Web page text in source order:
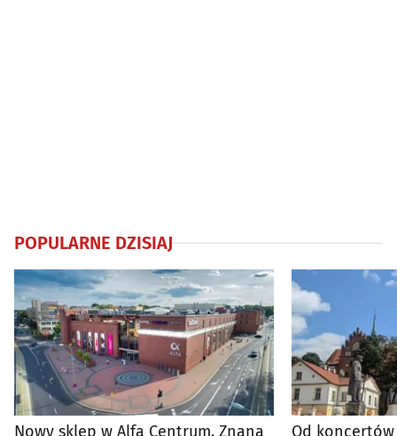
POPULARNE DZISIAJ
Nowy sklep w Alfa Centrum. Znana
Od